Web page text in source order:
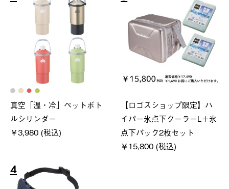
真空「温・冷」ペットボト
ルシリンダー
￥3,980 (税込)
【ロゴスショップ限定】ハ
イパー氷点下クーラーL＋氷
点下パック2枚セット
￥15,800 (税込)
4